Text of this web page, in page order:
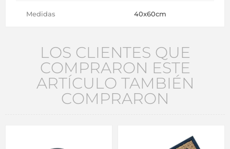
Medidas 40x60cm
LOS CLIENTES QUE
COMPRARON ESTE
ARTÍCULO TAMBIÉN
COMPRARON